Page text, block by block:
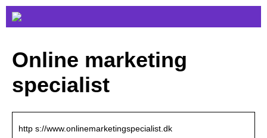
Online marketing
specialist
http s://www.onlinemarketingspecialist.dk